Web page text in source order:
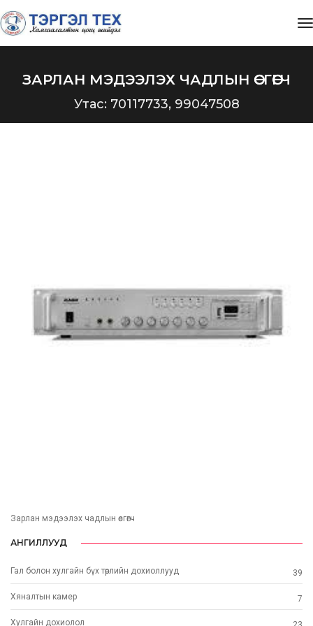
ЗАРЛАН МЭДЭЭЛЭХ ЧАДЛЫН ӨСГӨГЧ
Утас: 70117733, 99047508
Зарлан мэдээлэх чадлын өсгөгч
АНГИЛЛУУД
Гал болон хулгайн бүх төрлийн дохиоллууд 39
Хяналтын камер 7
Хулгайн дохиолол